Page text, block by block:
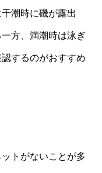
潮時に磯が露出
方、満潮時は泳ぎ
するのがおすすめ
トがないことが多